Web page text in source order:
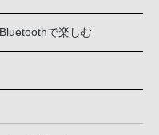
Bluetoothで楽しむ